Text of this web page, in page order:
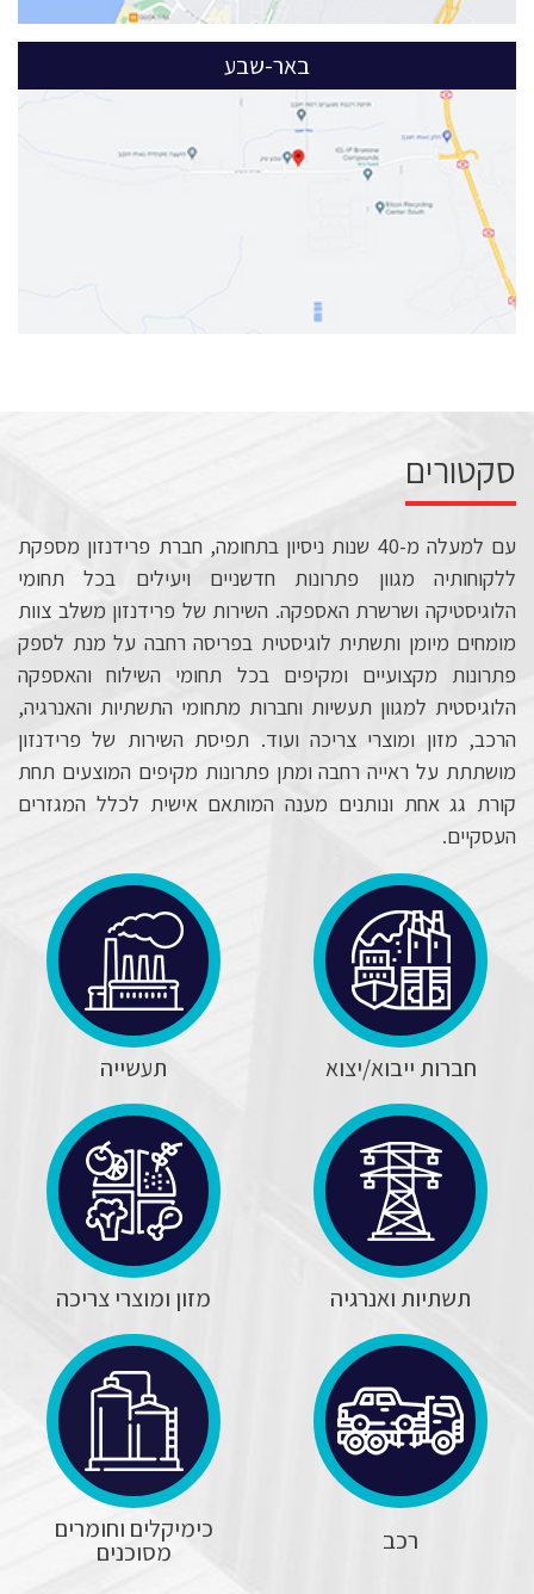
באר-שבע
סקטורים
עם למעלה מ-40 שנות ניסיון בתחומה, חברת פרידנזון מספקת
ללקוחותיה מגוון פתרונות חדשניים ויעילים בכל תחומי
הלוגיסטיקה ושרשרת האספקה. השירות של פרידנזון משלב צוות
מומחים מיומן ותשתית לוגיסטית בפריסה רחבה על מנת לספק
פתרונות מקצועיים ומקיפים בכל תחומי השילוח והאספקה
הלוגיסטית למגוון תעשיות וחברות מתחומי התשתיות והאנרגיה,
הרכב, מזון ומוצרי צריכה ועוד. תפיסת השירות של פרידנזון
מושתתת על ראייה רחבה ומתן פתרונות מקיפים המוצעים תחת
קורת גג אחת ונותנים מענה המותאם אישית לכלל המגזרים
העסקיים.
חברות ייבוא/יצוא תעשייה
תשתיות ואנרגיה מזון ומוצרי צריכה
רכב כימיקלים וחומרים
מסוכנים